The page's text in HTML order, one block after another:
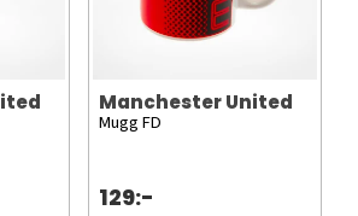
Manchester United
Mugg FD
129:-